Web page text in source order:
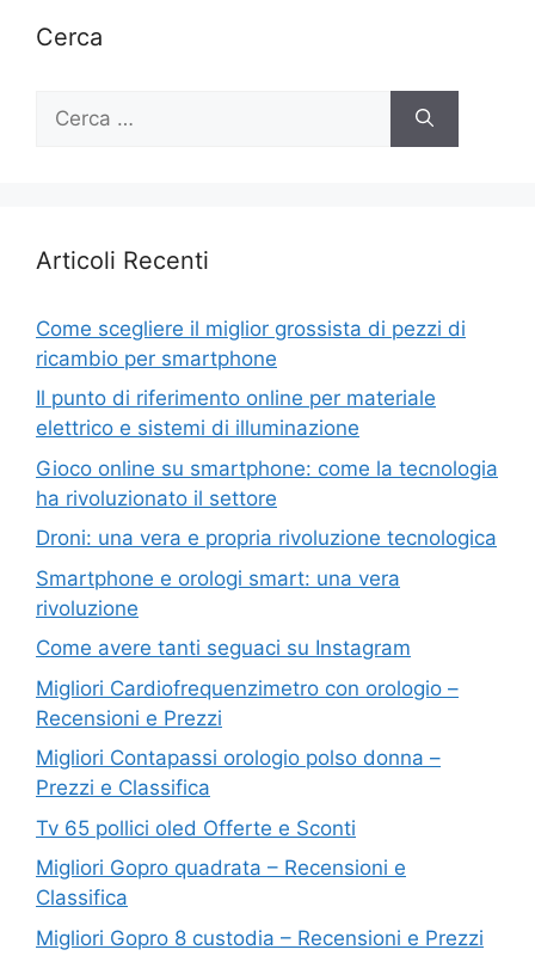
Cerca
per:
Articoli Recenti
Come scegliere il miglior grossista di pezzi di
ricambio per smartphone
Il punto di riferimento online per materiale
elettrico e sistemi di illuminazione
Gioco online su smartphone: come la tecnologia
ha rivoluzionato il settore
Droni: una vera e propria rivoluzione tecnologica
Smartphone e orologi smart: una vera
rivoluzione
Come avere tanti seguaci su Instagram
Migliori Cardiofrequenzimetro con orologio –
Recensioni e Prezzi
Migliori Contapassi orologio polso donna –
Prezzi e Classifica
Tv 65 pollici oled Offerte e Sconti
Migliori Gopro quadrata – Recensioni e
Classifica
Migliori Gopro 8 custodia – Recensioni e Prezzi